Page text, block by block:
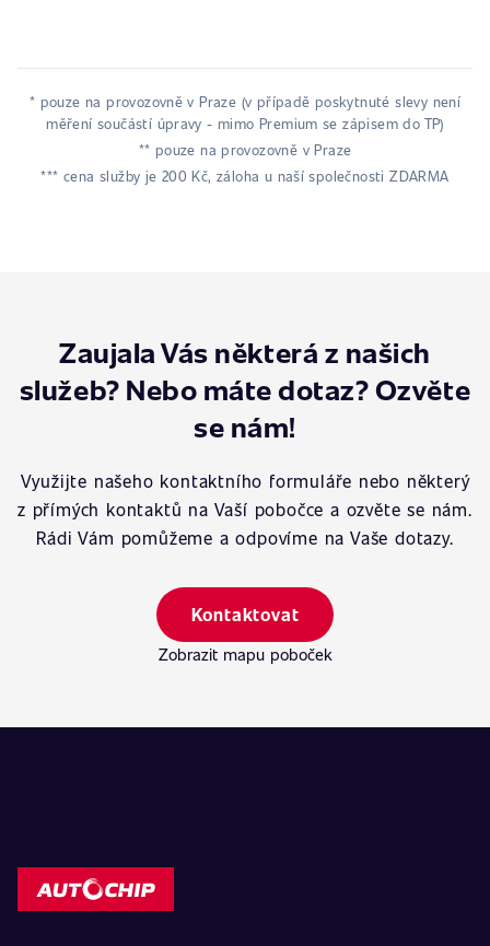
* pouze na provozovně v Praze (v případě poskytnuté slevy není
měření součástí úpravy - mimo Premium se zápisem do TP)
** pouze na provozovně v Praze
*** cena služby je 200 Kč, záloha u naší společnosti ZDARMA
Zaujala Vás některá z našich
služeb? Nebo máte dotaz? Ozvěte
se nám!
Využijte našeho kontaktního formuláře nebo některý
z přímých kontaktů na Vaší pobočce a ozvěte se nám.
Rádi Vám pomůžeme a odpovíme na Vaše dotazy.
Kontaktovat
Zobrazit mapu poboček